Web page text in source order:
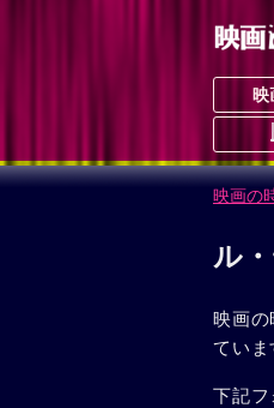
映
映画の
ル
映画の
ていま
下記フ